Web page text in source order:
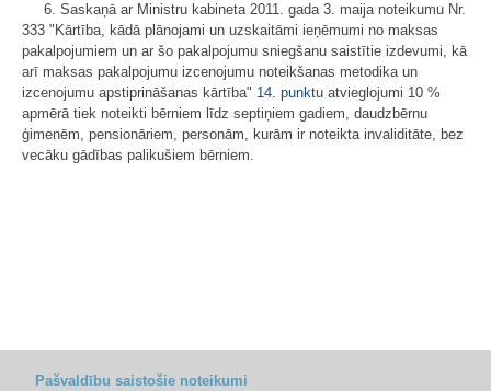
6. Saskaņā ar Ministru kabineta 2011. gada 3. maija noteikumu Nr.
333 "Kārtība, kādā plānojami un uzskaitāmi ieņēmumi no maksas
pakalpojumiem un ar šo pakalpojumu sniegšanu saistītie izdevumi, kā
arī maksas pakalpojumu izcenojumu noteikšanas metodika un
izcenojumu apstiprināšanas kārtība" 14. punktu atvieglojumi 10 %
apmērā tiek noteikti bērniem līdz septiņiem gadiem, daudzbērnu
ģimenēm, pensionāriem, personām, kurām ir noteikta invaliditāte, bez
vecāku gādības palikušiem bērniem.
Pašvaldību saistošie noteikumi